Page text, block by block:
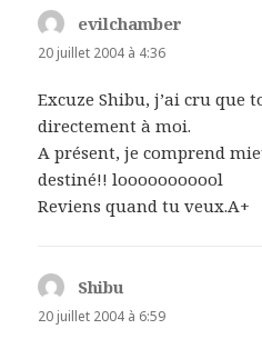
evilchamber
20 juillet 2004 à 4:36
Excuze Shibu, j’ai cru que
directement à moi.
A présent, je comprend
destiné!! looooooooool
Reviens quand tu veux.A+
Shibu
20 juillet 2004 à 6:59